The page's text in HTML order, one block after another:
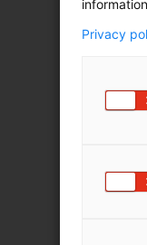
Privacy